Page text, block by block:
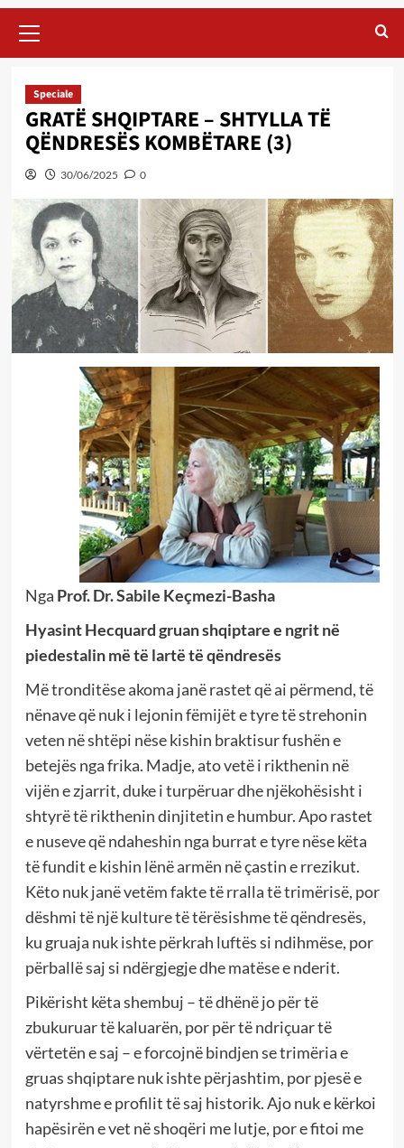
Menu
Speciale
GRATË SHQIPTARE – SHTYLLA TË
QËNDRESËS KOMBËTARE (3)
30/06/2025 0
Nga Prof. Dr. Sabile Keçmezi-Basha
Hyasint Hecquard gruan shqiptare e ngrit në
piedestalin më të lartë të qëndresës
Më tronditëse akoma janë rastet që ai përmend, të
nënave që nuk i lejonin fëmijët e tyre të strehonin
veten në shtëpi nëse kishin braktisur fushën e
betejës nga frika. Madje, ato vetë i rikthenin në
vijën e zjarrit, duke i turpëruar dhe njëkohësisht i
shtyrë të rikthenin dinjitetin e humbur. Apo rastet
e nuseve që ndaheshin nga burrat e tyre nëse këta
të fundit e kishin lënë armën në çastin e rrezikut.
Këto nuk janë vetëm fakte të rralla të trimërisë, por
dëshmi të një kulture të tërësishme të qëndresës,
ku gruaja nuk ishte përkrah luftës si ndihmëse, por
përballë saj si ndërgjegje dhe matëse e nderit.
Pikërisht këta shembuj – të dhënë jo për të
zbukuruar të kaluarën, por për të ndriçuar të
vërtetën e saj – e forcojnë bindjen se trimëria e
gruas shqiptare nuk ishte përjashtim, por pjesë e
natyrshme e profilit të saj historik. Ajo nuk e kërkoi
hapësirën e vet në shoqëri me lutje, por e fitoi me